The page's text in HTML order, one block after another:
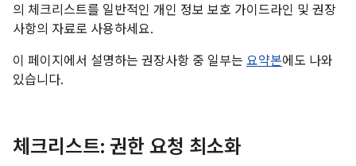
의 체크리스트를 일반적인 개인 정보 보호 가이드라인 및 권장
사항의 자료로 사용하세요.
이 페이지에서 설명하는 권장사항 중 일부는 요약본에도 나와
있습니다.
체크리스트: 권한 요청 최소화